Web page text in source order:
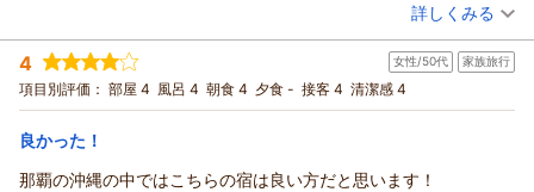
投稿者： カシさん(男性/60代)
宿泊プラン： 【じゃらんスペシャルウィーク】＜早期割＞さらにポイント
10％付！天空のラウンジで過ごす大人旅。
ツイン 朝のみ
宿泊価格帯： 10,001～11,000円(大人一人あたり/税込)
詳しくみる
4 女性/50代 家族旅行
項目別評価： 部屋 4 風呂 4 朝食 4 夕食 - 接客 4 清潔感 4
良かった！
那覇の沖縄の中ではこちらの宿は良い方だと思います！